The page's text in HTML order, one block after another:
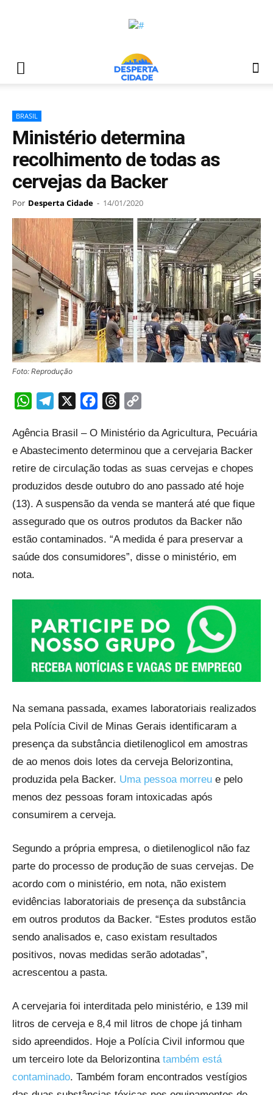
BRASIL
Ministério determina
recolhimento de todas as
cervejas da Backer
Por Desperta Cidade - 14/01/2020
Foto: Reprodução
WhatsAppTelegram FacebookThreads
Agência Brasil – O Ministério da Agricultura, Pecuária
e Abastecimento determinou que a cervejaria Backer
retire de circulação todas as suas cervejas e chopes
produzidos desde outubro do ano passado até hoje
(13). A suspensão da venda se manterá até que fique
assegurado que os outros produtos da Backer não
estão contaminados. “A medida é para preservar a
saúde dos consumidores”, disse o ministério, em
nota.
Na semana passada, exames laboratoriais realizados
pela Polícia Civil de Minas Gerais identificaram a
presença da substância dietilenoglicol em amostras
de ao menos dois lotes da cerveja Belorizontina,
produzida pela Backer. Uma pessoa morreu e pelo
menos dez pessoas foram intoxicadas após
consumirem a cerveja.
Segundo a própria empresa, o dietilenoglicol não faz
parte do processo de produção de suas cervejas. De
acordo com o ministério, em nota, não existem
evidências laboratoriais de presença da substância
em outros produtos da Backer. “Estes produtos estão
sendo analisados e, caso existam resultados
positivos, novas medidas serão adotadas”,
acrescentou a pasta.
A cervejaria foi interditada pelo ministério, e 139 mil
litros de cerveja e 8,4 mil litros de chope já tinham
sido apreendidos. Hoje a Polícia Civil informou que
um terceiro lote da Belorizontina também está
contaminado. Também foram encontrados vestígios